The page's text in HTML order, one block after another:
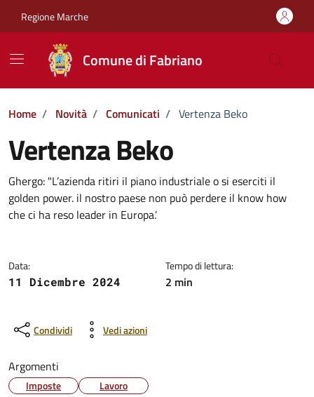
Regione Marche
Comune di Fabriano
Home / Novità / Comunicati / Vertenza Beko
Vertenza Beko
Dettagli della notizia
Ghergo: "L’azienda ritiri il piano industriale o si eserciti il
golden power. il nostro paese non può perdere il know how
che ci ha reso leader in Europa.’
Data:
11 Dicembre 2024
Tempo di lettura:
2 min
Condividi Vedi azioni
Argomenti
Imposte Lavoro